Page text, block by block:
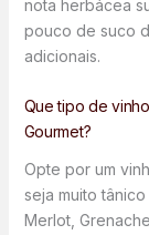
nota herbácea
pouco de suco
adicionais.
Que tipo de
Gourmet?
Opte por um
seja muito
Merlot,